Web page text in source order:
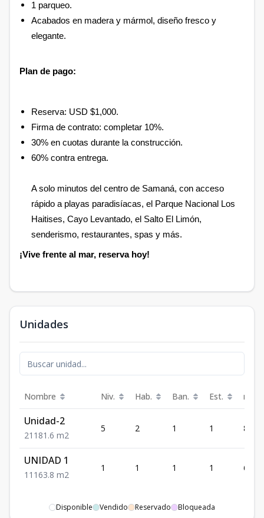
1 parqueo.
Acabados en madera y mármol, diseño fresco y
elegante.
Plan de pago:
Reserva: USD $1,000.
Firma de contrato: completar 10%.
30% en cuotas durante la construcción.
60% contra entrega.
A solo minutos del centro de Samaná, con acceso
rápido a playas paradisíacas, el Parque Nacional Los
Haitises, Cayo Levantado, el Salto El Limón,
senderismo, restaurantes, spas y más.
¡Vive frente al mar, reserva hoy!
Unidades
Nombre Niv. Hab. Ban. Est. m²
Unidad-2
21 1 81.6 m2
5 2 1 1 81.6
UNIDAD 1
1 1 1 63.8 m2
1 1 1 1 63.8
Disponible Vendido Reservado Bloqueada